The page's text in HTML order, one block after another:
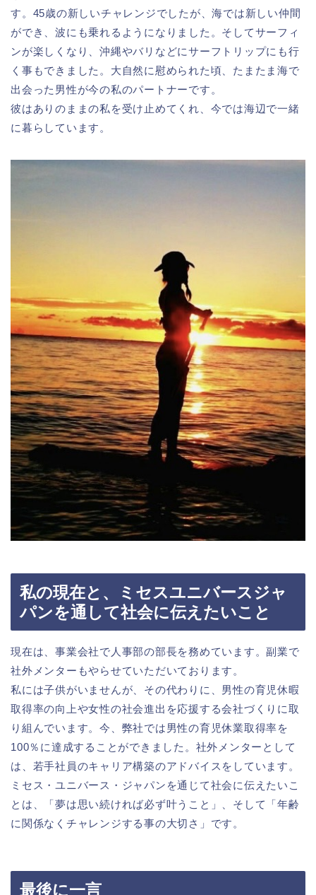
す。45歳の新しいチャレンジでしたが、海では新しい仲間
ができ、波にも乗れるようになりました。そしてサーフィ
ンが楽しくなり、沖縄やバリなどにサーフトリップにも行
く事もできました。大自然に慰められた頃、たまたま海で
出会った男性が今の私のパートナーです。
彼はありのままの私を受け止めてくれ、今では海辺で一緒
に暮らしています。
私の現在と、ミセスユニバースジャ
パンを通して社会に伝えたいこと
現在は、事業会社で人事部の部長を務めています。副業で
社外メンターもやらせていただいております。
私には子供がいませんが、その代わりに、男性の育児休暇
取得率の向上や女性の社会進出を応援する会社づくりに取
り組んでいます。今、弊社では男性の育児休業取得率を
100％に達成することができました。社外メンターとして
は、若手社員のキャリア構築のアドバイスをしています。
ミセス・ユニバース・ジャパンを通じて社会に伝えたいこ
とは、「夢は思い続ければ必ず叶うこと」、そして「年齢
に関係なくチャレンジする事の大切さ」です。
最後に一言